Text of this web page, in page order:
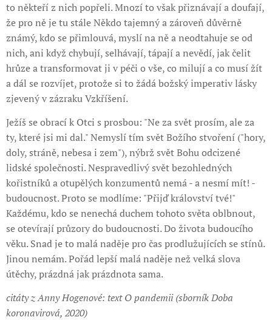
to někteří z nich popřeli. Mnozí to však přiznávají a doufají,
že pro ně je tu stále Někdo tajemný a zároveň důvěrně
známý, kdo se přimlouvá, myslí na ně a neodtahuje se od
nich, ani když chybují, selhávají, tápají a nevědí, jak čelit
hrůze a transformovat ji v péči o vše, co milují a co musí žít
a dál se rozvíjet, protože si to žádá božský imperativ lásky
zjevený v zázraku Vzkříšení.
Ježíš se obrací k Otci s prosbou: "Ne za svět prosím, ale za
ty, které jsi mi dal." Nemyslí tím svět Božího stvoření ("hory,
doly, stráně, nebesa i zem"), nýbrž svět Bohu odcizené
lidské společnosti. Nespravedlivý svět bezohledných
kořistníků a otupělých konzumentů nemá - a nesmí mít! -
budoucnost. Proto se modlíme: "Přijď království tvé!"
Každému, kdo se nenechá duchem tohoto světa oblbnout,
se otevírají průzory do budoucnosti. Do života budoucího
věku. Snad je to malá naděje pro čas prodlužujících se stínů.
Jinou nemám. Pořád lepší malá naděje než velká slova
útěchy, prázdná jak prázdnota sama.
citáty z Anny Hogenové: text O pandemii (sborník Doba
koronavirová, 2020)